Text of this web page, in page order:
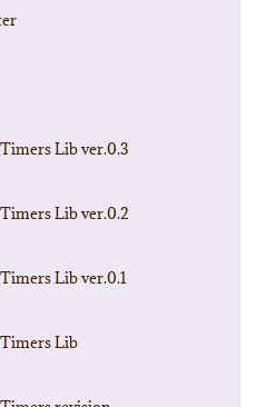
Lib ver.0.3
Lib ver.0.2
Lib ver.0.1
Lib